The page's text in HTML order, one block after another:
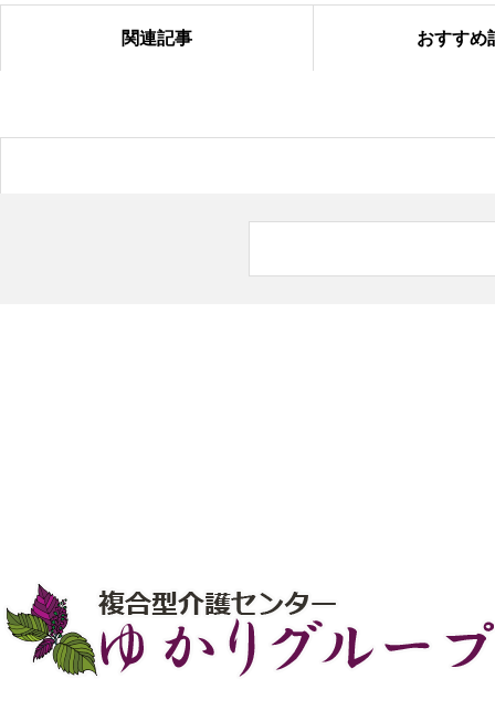
関連記事 おすすめ